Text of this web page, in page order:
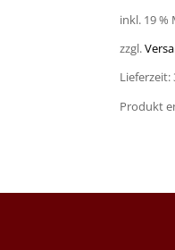
inkl. 19 %
zzgl.
Lieferzeit:
Produkt